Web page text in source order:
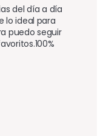
del día a día
lo ideal para
puedo seguir